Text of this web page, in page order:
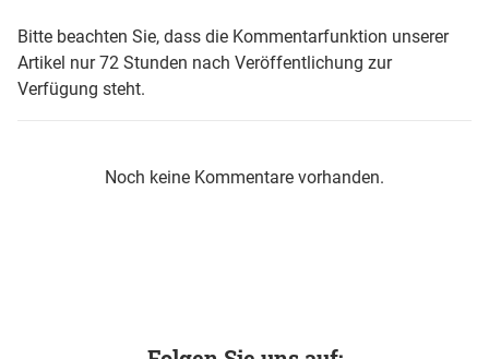
Bitte beachten Sie, dass die Kommentarfunktion unserer
Artikel nur 72 Stunden nach Veröffentlichung zur
Verfügung steht.
Noch keine Kommentare vorhanden.